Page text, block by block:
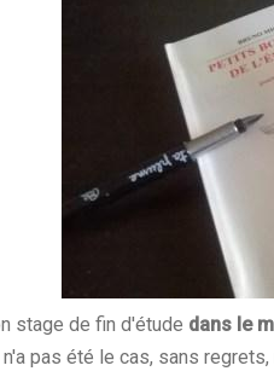
stage de fin d'étude dans le
n'a pas été le cas, sans